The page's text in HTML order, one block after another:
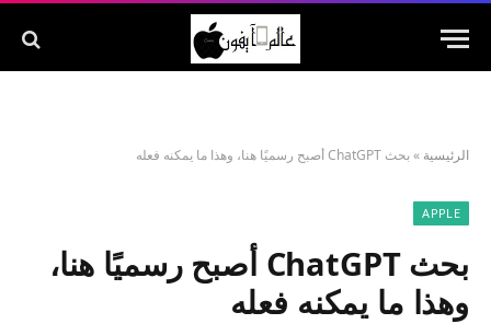
الرئيسية »بحث ChatGPT أصبح رسميًا هنا، وهذا ما يمكنه فعله
APPLE
بحث ChatGPT أصبح رسميًا هنا،
وهذا ما يمكنه فعله